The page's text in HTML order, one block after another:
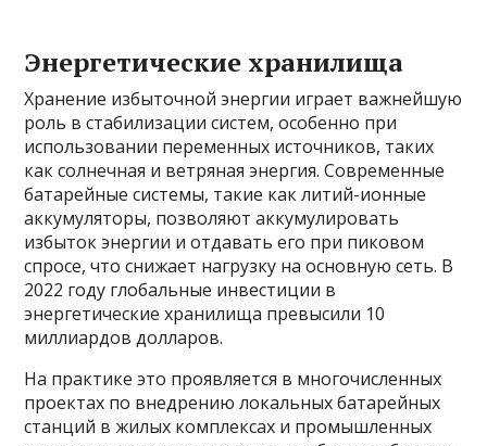
Энергетические хранилища
Хранение избыточной энергии играет важнейшую
роль в стабилизации систем, особенно при
использовании переменных источников, таких
как солнечная и ветряная энергия. Современные
батарейные системы, такие как литий-ионные
аккумуляторы, позволяют аккумулировать
избыток энергии и отдавать его при пиковом
спросе, что снижает нагрузку на основную сеть. В
2022 году глобальные инвестиции в
энергетические хранилища превысили 10
миллиардов долларов.
На практике это проявляется в многочисленных
проектах по внедрению локальных батарейных
станций в жилых комплексах и промышленных